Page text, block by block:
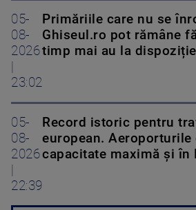
05-
08-
2026
23:02
Primăriile care nu se
Ghiseul.ro pot rămâne
timp mai au la dispoziție
05-
08-
2026
22:39
Record istoric pentru
european. Aeroporturile
capacitate maximă și în